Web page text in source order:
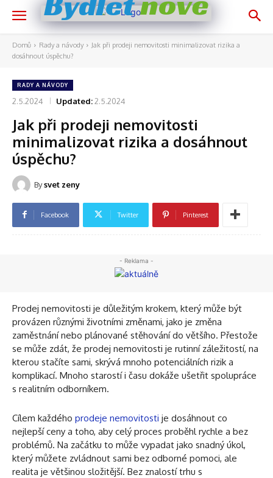
Domů Rady a návody
Jak při prodeji nemovitosti minimalizovat rizika a
dosáhnout úspěchu?
RADY A NÁVODY
2.5.2024 Updated:2.5.2024
Jak při prodeji nemovitosti
minimalizovat rizika a dosáhnout
úspěchu?
Bysvet zeny
Facebook Twitter Pinterest
- Reklama -
Prodej nemovitosti je důležitým krokem, který může být
provázen různými životními změnami, jako je změna
zaměstnání nebo plánované stěhování do většího. Přestože
se může zdát, že prodej nemovitosti je rutinní záležitostí, na
kterou stačíte sami, skrývá mnoho potenciálních rizik a
komplikací. Mnoho starostí i času dokáže ušetřit spolupráce
s realitním odborníkem.
Cílem každého prodeje nemovitosti je dosáhnout co
nejlepší ceny a toho, aby celý proces proběhl rychle a bez
problémů. Na začátku to může vypadat jako snadný úkol,
který můžete zvládnout sami bez odborné pomoci, ale
realita je většinou složitější. Bez znalostí trhu s